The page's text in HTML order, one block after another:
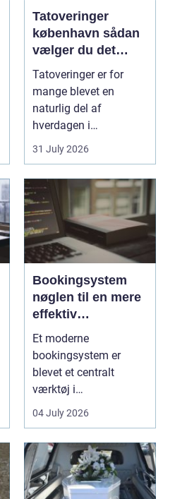
Tatoveringer
københavn sådan
vælger du det
rigtige studie
Tatoveringer er for
mange blevet en
naturlig del af
hverdagen i
København. Byen er
fyldt med dygtige...
31 July 2026
Bookingsystem
nøglen til en mere
effektiv
klinikhverdag
Et moderne
bookingsystem er
blevet et centralt
værktøj i
sundhedssektoren.
Klinikker, praksis og
beh...
04 July 2026